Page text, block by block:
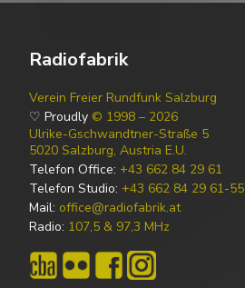
Radiofabrik
Verein Freier Rundfunk Salzburg
♡ Proudly © 1998 – 2026
Ulrike-Gschwandtner-Straße 5
5020 Salzburg, Austria E.U.
Telefon Office: +43 662 84 29 61
Telefon Studio: +43 662 84 29 61-55
Mail: office@radiofabrik.at
Radio: 107,5 & 97,3 MHz